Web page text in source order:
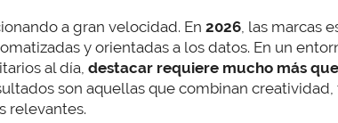
a gran velocidad. En 2026 , las marcas
y orientadas a los datos. En un
al día, destacar requiere mucho más
son aquellas que combinan
relevantes.